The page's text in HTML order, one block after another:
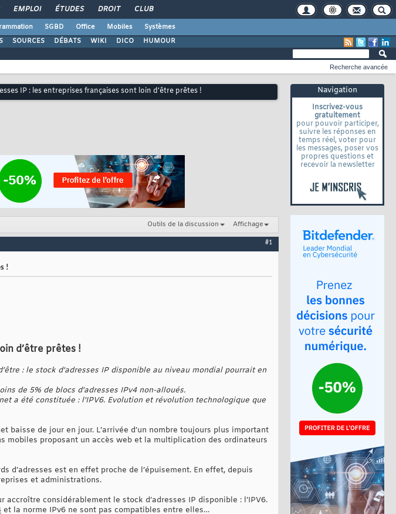
EMPLOI ÉTUDES DROIT CLUB
SGBD Office Mobiles
Systèmes
SOURCES DÉBATS WIKI DICO HUMOUR
Navigation
Inscrivez-vous
gratuitement
pour pouvoir participer,
suivre les réponses en
temps réel, voter pour
les messages, poser vos
propres questions et
recevoir la newsletter
Recherche avancée
IP : les entreprises françaises sont loin d’être prêtes !
Outils de la discussion Affichage
#1
!
d’être prêtes !
: le stock d’adresses IP disponible au niveau mondial pourrait en
de 5% de blocs d'adresses IPv4 non-alloués.
a été constituée : l’IPV6. Evolution et révolution technologique que
baisse de jour en jour. L’arrivée d’un nombre toujours plus important
mobiles proposant un accès web et la multiplication des ordinateurs
d’adresses est en effet proche de l’épuisement. En effet, depuis
et administrations.
considérablement le stock d’adresses IP disponible : l’IPV6.
et la norme IPv6 ne sont pas compatibles entre elles…